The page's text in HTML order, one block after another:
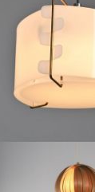
SUSPENSION M3 DE
MOTTE, LES HUCHERS
JOSEPH-
HAUTEUR :
LARGEUR :
REF :